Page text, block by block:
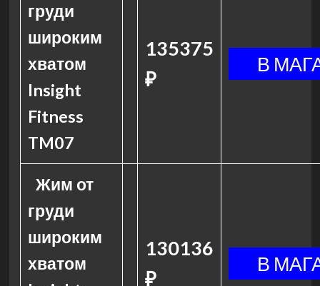
груди
широким
хватом
Insight
Fitness
TM07
135375
₽
Жим от
груди
широким
хватом
130136
₽